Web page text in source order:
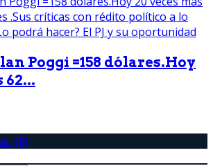
Poggi =158 dólares.Hoy
62...
(0)